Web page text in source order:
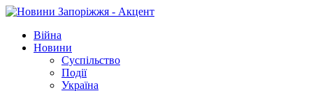
Війна
Новини
Суспільство
Події
Україна